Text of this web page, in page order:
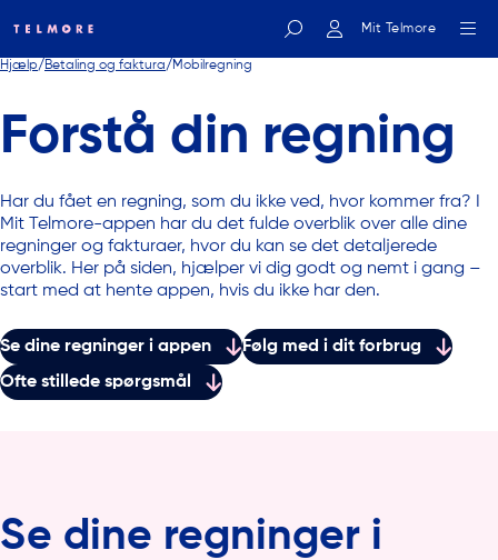
Mit Telmore
Hjælp Betaling og faktura Mobilregning
Forstå din regning
Har du fået en regning, som du ikke ved, hvor kommer fra? I
Mit Telmore-appen har du det fulde overblik over alle dine
regninger og fakturaer, hvor du kan se det detaljerede
overblik. Her på siden, hjælper vi dig godt og nemt i gang –
start med at hente appen, hvis du ikke har den.
Se dine regninger i appen
Følg med i dit forbrug
Ofte stillede spørgsmål
Se dine regninger i